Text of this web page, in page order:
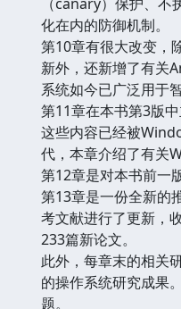
化在内的防御机制。
第10章有很大改变，
新外，还新增了有关
系统如今已广泛用于
第11章在本书第3版
这些内容已经被
代，本章介绍了有关
第12章是对本书前一
第13章是一份全新的
考文献进行了更新，
233篇新论文。
此外，每章末的相关
的操作系统研究成果
题。